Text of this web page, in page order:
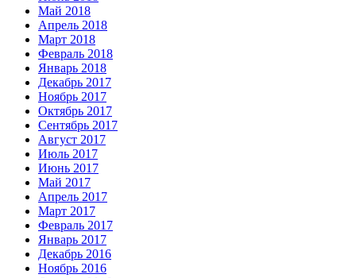
Май 2018
Апрель 2018
Март 2018
Февраль 2018
Январь 2018
Декабрь 2017
Ноябрь 2017
Октябрь 2017
Сентябрь 2017
Август 2017
Июль 2017
Июнь 2017
Май 2017
Апрель 2017
Март 2017
Февраль 2017
Январь 2017
Декабрь 2016
Ноябрь 2016